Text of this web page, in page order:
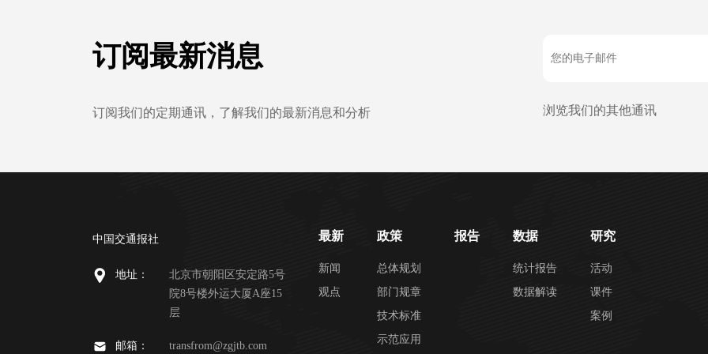
订阅最新消息
订阅我们的定期通讯，了解我们的最新消息和分析 浏览我们的其他通讯
中国交通报社
地址：
北京市朝阳区安定路5号
院8号楼外运大厦A座15
层
邮箱： transfrom@zgjtb.com
最新
新闻
观点
政策
总体规划
部门规章
技术标准
示范应用
报告 数据
统计报告
数据解读
研究
活动
课件
案例